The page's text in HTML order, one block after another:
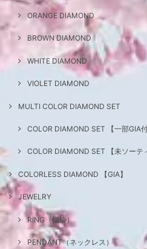
ORANGE DIAMOND
BROWN DIAMOND
WHITE DIAMOND
VIOLET DIAMOND
MULTI COLOR DIAMOND SET
COLOR DIAMOND SET 【一部GIA付
COLOR DIAMOND SET 【未ソーテ
COLORLESS DIAMOND 【GIA】
JEWELRY
RING（指輪）
PENDANT（ネックレス）